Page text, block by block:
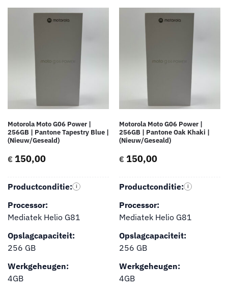
Motorola Moto G06 Power |
256GB | Pantone Tapestry Blue |
(Nieuw/Geseald)
€ 150,00
Productconditie: i
Processor:
Mediatek Helio G81
Opslagcapaciteit:
256 GB
Werkgeheugen:
4GB
Motorola Moto G06 Power |
256GB | Pantone Oak Khaki |
(Nieuw/Geseald)
€ 150,00
Productconditie: i
Processor:
Mediatek Helio G81
Opslagcapaciteit:
256 GB
Werkgeheugen:
4GB